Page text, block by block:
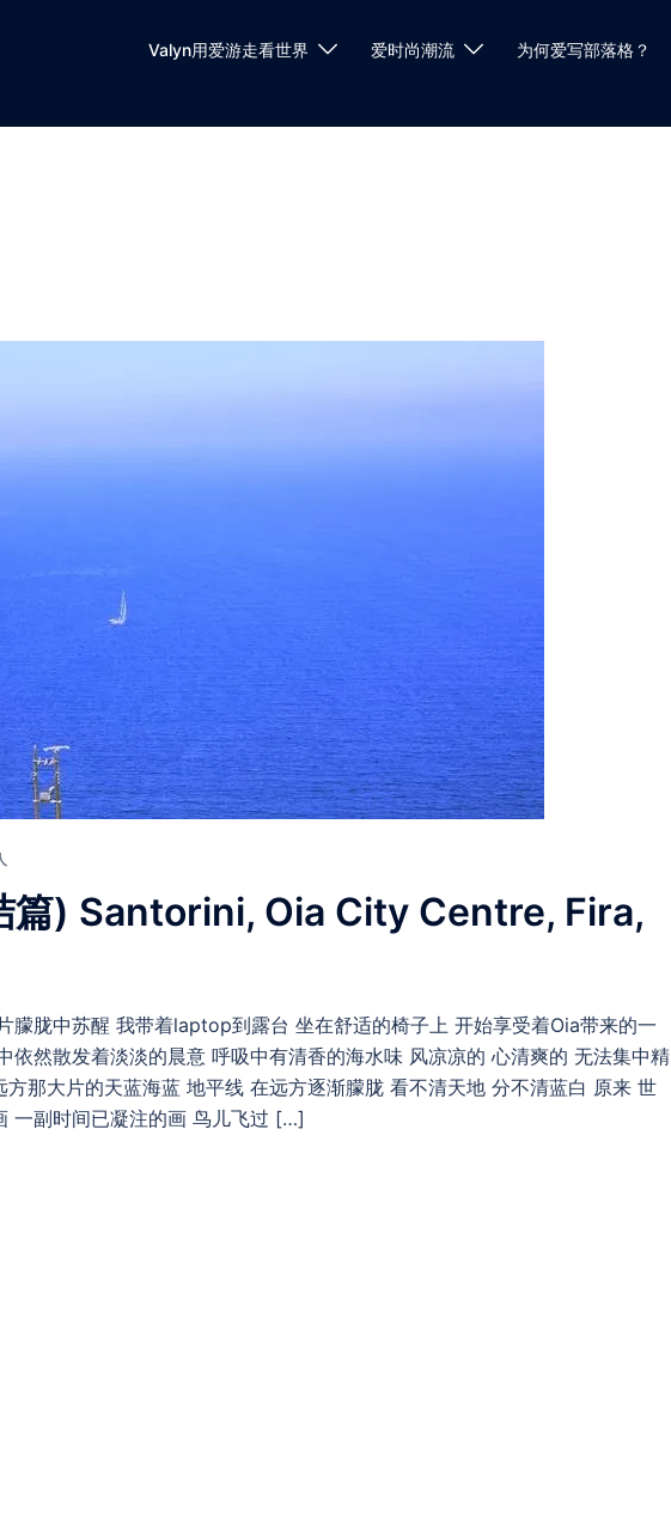
Valyn用爱游走看世界 爱时尚潮流 为何爱写部落格？
篇) Santorini, Oia City Centre, Fira,
朦胧中苏醒 我带着laptop到露台 坐在舒适的椅子上 开始享受着Oia带来的一
依然散发着淡淡的晨意 呼吸中有清香的海水味 风凉凉的 心清爽的 无法集中精
那大片的天蓝海蓝 地平线 在远方逐渐朦胧 看不清天地 分不清蓝白 原来 世
一副时间已凝注的画 鸟儿飞过 […]